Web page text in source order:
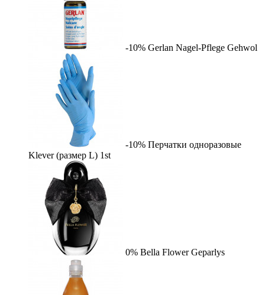
-10% Gerlan Nagel-Pflege Gehwol
-10% Перчатки одноразовые
Klever (размер L) 1st
0% Bella Flower Geparlys